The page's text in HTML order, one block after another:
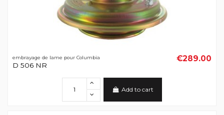
embrayage de lame pour Columbia
D 506 NR
€289.00
Add to cart